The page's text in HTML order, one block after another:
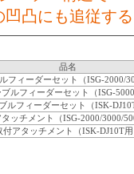
凹凸にも追従する
品名
フィーダーセット（ISG-2000/
ルフィーダーセット（ISG-5000
ルフィーダーセット（ISK-
ッチメント（ISG-2000/3000/
付アタッチメント（ISK-DJ10T用